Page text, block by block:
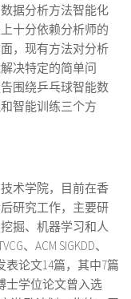
据分析方法智能化
十分依赖分析师的
，现有方法对分析
决特定的简单问
围绕乒乓球智能数
智能训练三个方
术学院，目前在香
研究工作，主要研
掘、机器学习和人
、ACM SIGKDD、
表论文14篇，其中7篇
士学位论文曾入选